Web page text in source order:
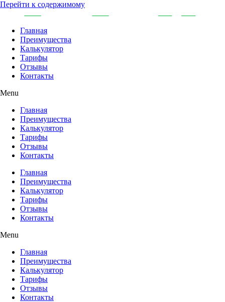
Перейти к содержимому
Главная
Преимущества
Калькулятор
Тарифы
Отзывы
Контакты
Menu
Главная
Преимущества
Калькулятор
Тарифы
Отзывы
Контакты
Главная
Преимущества
Калькулятор
Тарифы
Отзывы
Контакты
Menu
Главная
Преимущества
Калькулятор
Тарифы
Отзывы
Контакты